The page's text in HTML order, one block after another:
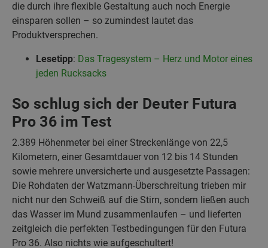
die durch ihre flexible Gestaltung auch noch Energie
einsparen sollen – so zumindest lautet das
Produktversprechen.
Lesetipp: Das Tragesystem – Herz und Motor eines
jeden Rucksacks
So schlug sich der Deuter Futura
Pro 36 im Test
2.389 Höhenmeter bei einer Streckenlänge von 22,5
Kilometern, einer Gesamtdauer von 12 bis 14 Stunden
sowie mehrere unversicherte und ausgesetzte Passagen:
Die Rohdaten der Watzmann-Überschreitung trieben mir
nicht nur den Schweiß auf die Stirn, sondern ließen auch
das Wasser im Mund zusammenlaufen – und lieferten
zeitgleich die perfekten Testbedingungen für den Futura
Pro 36. Also nichts wie aufgeschultert!